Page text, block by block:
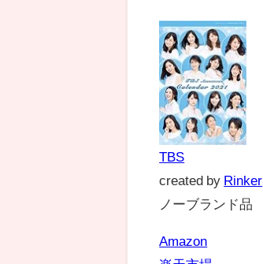
TBS
created by Rinker
ノーブランド品
Amazon